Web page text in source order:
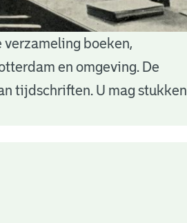
boeken,
en omgeving. De
tijdschriften. U mag stukken